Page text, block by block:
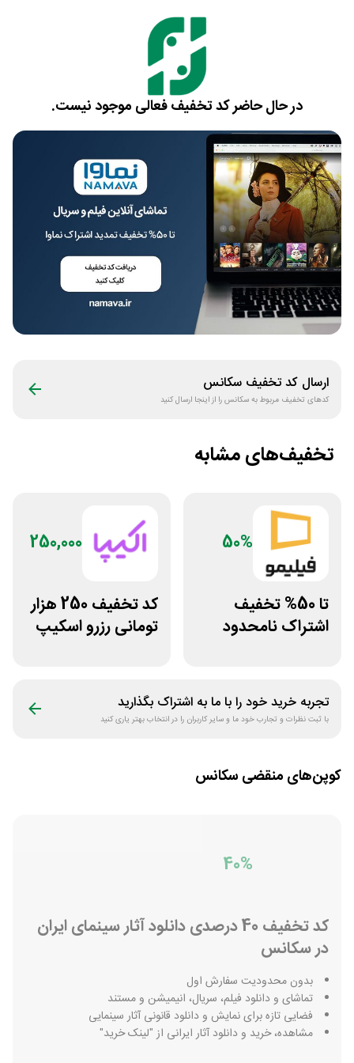
در حال حاضر کد تخفیف فعالی موجود نیست.
ارسال کد تخفیف سکانس
کدهای تخفیف مربوط بهسکانسرا از اینجا ارسال کنید
تخفیف‌های مشابه
50%
تا 50% تخفیف
اشتراک نامحدود
250,000
کد تخفیف 250 هزار
تومانی رزرو اسکیپ
تجربه خرید خود را با ما به اشتراک بگذارید
با ثبت نظرات و تجارب خود ما و سایر کاربران را در انتخاب بهتر یاری کنید
کوپن‌های منقضی سکانس
40%
کد تخفیف 40 درصدی دانلود آثار سینمای ایران
در سکانس
بدون محدودیت سفارش اول
تماشای و دانلود فیلم، سریال، انیمیشن و مستند
فضایی تازه برای نمایش و دانلود قانونی آثار سینمایی
مشاهده، خرید و دانلود آثار ایرانی از "لینک خرید"